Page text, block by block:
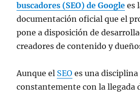
buscadores (SEO) de Google es
documentación oficial que el
pone a disposición de
creadores de contenido y
Aunque el SEO es una
constantemente con la llegada